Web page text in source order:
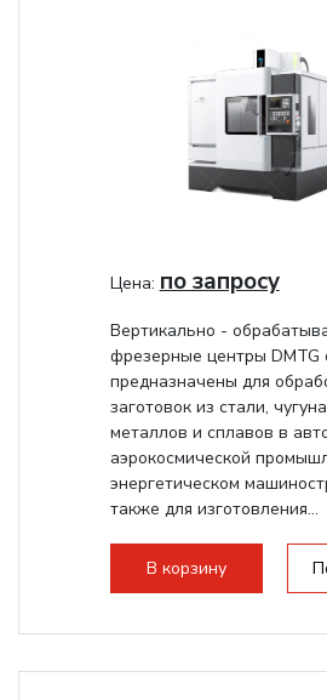
Цена: по запросу
Вертикально -
фрезерные центры DMTG
предназначены для
заготовок из стали,
металлов и сплавов в
аэрокосмической
энергетическом
также для изготовления...
В корзину